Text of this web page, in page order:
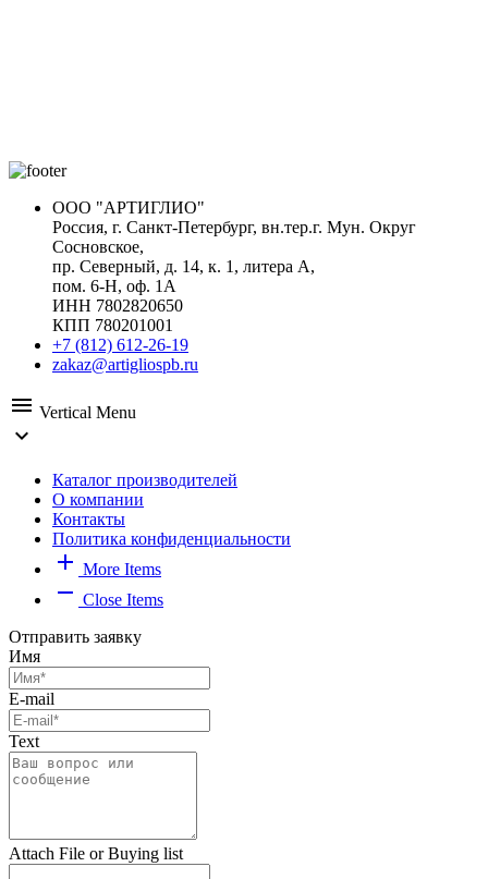
ООО "АРТИГЛИО"
Россия, г. Санкт-Петербург, вн.тер.г. Мун. Округ
Сосновское,
пр. Северный, д. 14, к. 1, литера А,
пом. 6-Н, оф. 1А
ИНН 7802820650
КПП 780201001
+7 (812) 612-26-19
zakaz@artigliospb.ru
menu Vertical Menu
expand_more
Каталог производителей
О компании
Контакты
Политика конфиденциальности
add More Items
remove Close Items
Отправить заявку
Имя
E-mail
Text
Attach File or Buying list